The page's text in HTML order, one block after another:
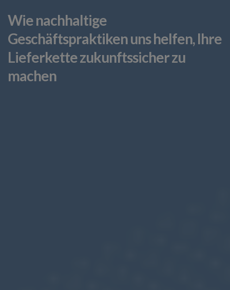
Wie nachhaltige
Geschäftspraktiken uns helfen, Ihre
Lieferkette zukunftssicher zu
machen